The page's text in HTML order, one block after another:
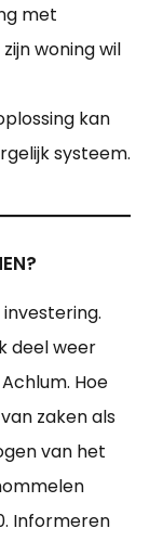
met
woning wil
kan
systeem.
deel weer
Hoe
zaken als
van het
Informeren